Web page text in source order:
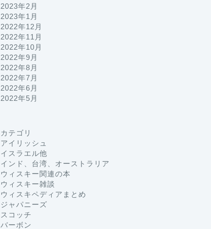
2023年2月
2023年1月
2022年12月
2022年11月
2022年10月
2022年9月
2022年8月
2022年7月
2022年6月
2022年5月
カテゴリ
アイリッシュ
イスラエル他
インド、台湾、オーストラリア
ウィスキー関連の本
ウィスキー雑談
ウィスキペディアまとめ
ジャパニーズ
スコッチ
バーボン